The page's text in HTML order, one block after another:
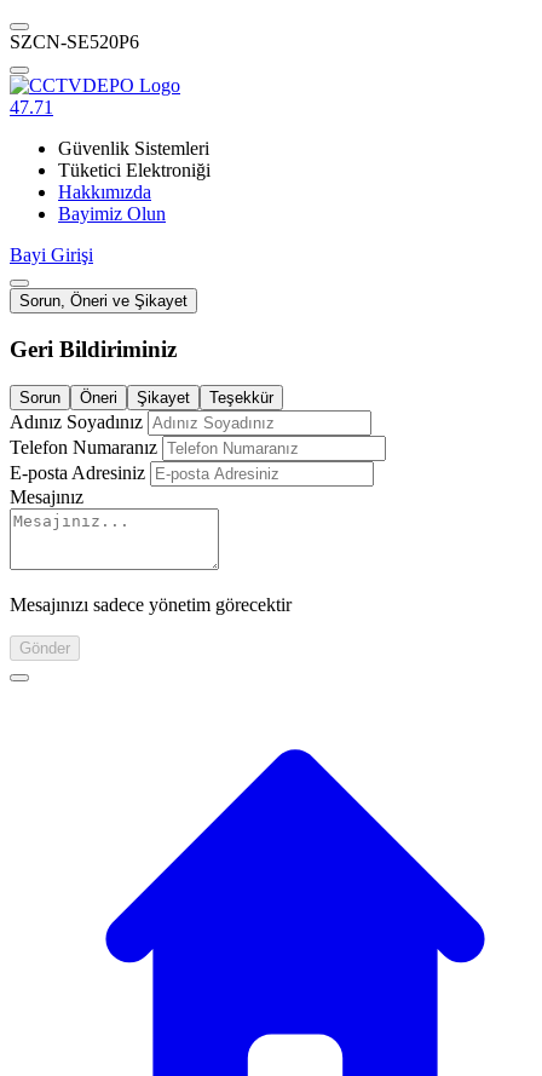
SZCN-SE520P6
47.71
Güvenlik Sistemleri
Tüketici Elektroniği
Hakkımızda
Bayimiz Olun
Bayi Girişi
Sorun, Öneri ve Şikayet
Geri Bildiriminiz
Sorun Öneri Şikayet Teşekkür
Adınız Soyadınız
Telefon Numaranız
E-posta Adresiniz
Mesajınız
Mesajınızı sadece yönetim görecektir
Gönder